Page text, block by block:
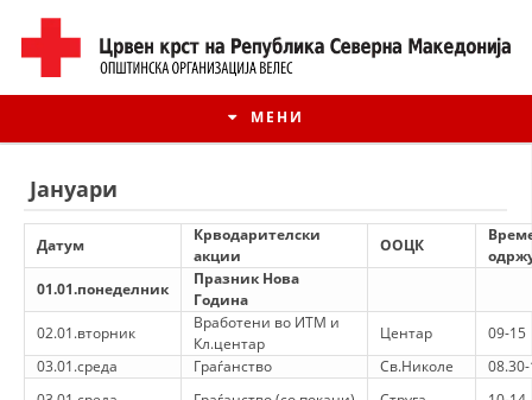
МЕНИ
Јануари
Датум
Крводарителски
акции
ООЦК
01.01.понеделник
Празник Нова
Година
02.01.вторник
Вработени во ИТМ и
Кл.центар
Центар
09-15
03.01.среда
Граѓанство Св.Николе